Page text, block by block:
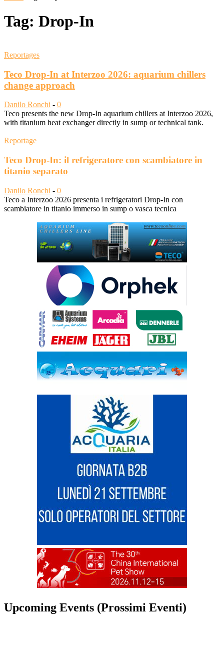
Tag: Drop-In
Reportages
Teco Drop-In at Interzoo 2026: aquarium chillers
change approach
Danilo Ronchi - 0
Teco presents the new Drop-In aquarium chillers at Interzoo 2026,
with titanium heat exchanger directly in sump or technical tank.
Reportage
Teco Drop-In: il refrigeratore con scambiatore in
titanio separato
Danilo Ronchi - 0
Teco a Interzoo 2026 presenta i refrigeratori Drop-In con
scambiatore in titanio immerso in sump o vasca tecnica
Upcoming Events (Prossimi Eventi)